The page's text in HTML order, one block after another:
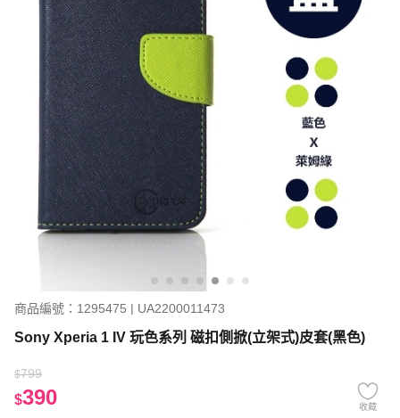
商品編號：1295475 | UA2200011473
Sony Xperia 1 IV 玩色系列 磁扣側掀(立架式)皮套(黑色)
$799
$390 收藏